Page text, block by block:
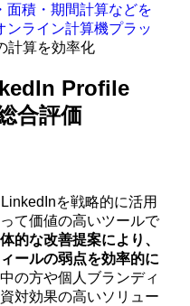
面積・期間計算などを
ンライン計算機プラッ
計算を効率化
Profile
合評価
を戦略的に活用
て価値の高いツールで
的な改善提案により、
ールの弱点を効率的に
の方や個人ブランディ
対効果の高いソリュー